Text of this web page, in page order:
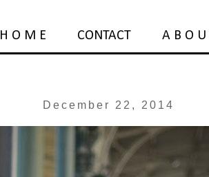
H O M E CONTACT A B O U
December 22, 2014